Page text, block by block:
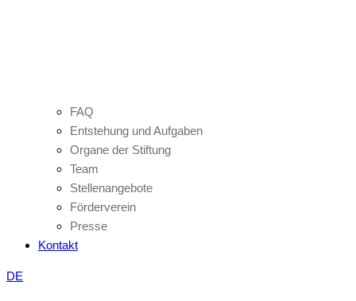
FAQ
Entstehung und Aufgaben
Organe der Stiftung
Team
Stellenangebote
Förderverein
Presse
Kontakt
DE